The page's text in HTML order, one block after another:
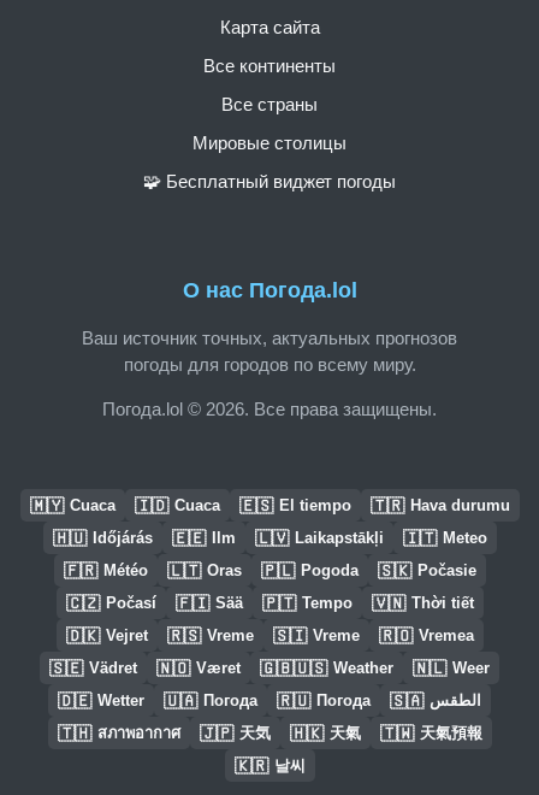
О нас Погода.lol
Ваш источник точных, актуальных прогнозов
погоды для городов по всему миру.
Погода.lol © 2026. Все права защищены.
Карта сайта
Все континенты
Все страны
Мировые столицы
🧩 Бесплатный виджет погоды
🇲🇾 Cuaca 🇮🇩 Cuaca 🇪🇸 El tiempo 🇹🇷 Hava durumu
🇭🇺 Időjárás 🇪🇪 Ilm 🇱🇻 Laikapstākļi 🇮🇹 Meteo
🇫🇷 Météo 🇱🇹 Oras 🇵🇱 Pogoda 🇸🇰 Počasie
🇨🇿 Počasí 🇫🇮 Sää 🇵🇹 Tempo 🇻🇳 Thời tiết
🇩🇰 Vejret 🇷🇸 Vreme 🇸🇮 Vreme 🇷🇴 Vremea
🇸🇪 Vädret 🇳🇴 Været 🇬🇧🇺🇸 Weather 🇳🇱 Weer
🇩🇪 Wetter 🇺🇦 Погода 🇷🇺 Погода 🇸🇦 الطقس
🇹🇭 สภาพอากาศ 🇯🇵 天気 🇭🇰 天氣 🇹🇼 天氣預報
🇰🇷 날씨